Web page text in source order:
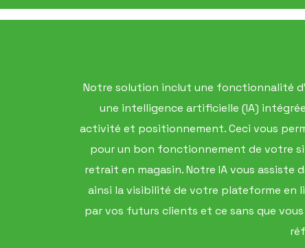
Notre solution inclut une fonctionnalité
une intelligence artificielle (IA)
activité et positionnement. Ceci vous
pour un bon fonctionnement de votre
retrait en magasin. Notre IA vous assiste
ainsi la visibilité de votre plateforme
par vos futurs clients et ce sans que